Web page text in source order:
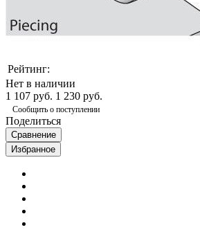
Рейтинг:
Нет в наличии
1 107 руб. 1 230 руб.
Сообщить о поступлении
Поделиться
Сравнение
Избранное